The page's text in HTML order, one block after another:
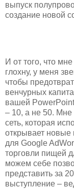
выпуск
создание новой
И от того, что
глохну, у меня
чтобы
венчурных
вашей
– 10, а не 50. Мне
сеть, которая
открывает новые
для Google
торговли пищей
можем себе
представить за
выступление –